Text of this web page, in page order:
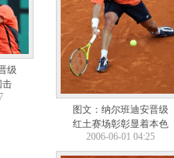
级
击
图文：纳尔班迪安晋级
红土赛场彰彰显着本色
2006-06-01 04:25